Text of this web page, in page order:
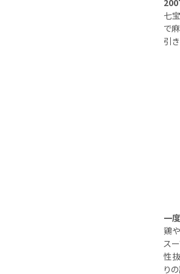
七
で
引
一
鶏
ス
性
り